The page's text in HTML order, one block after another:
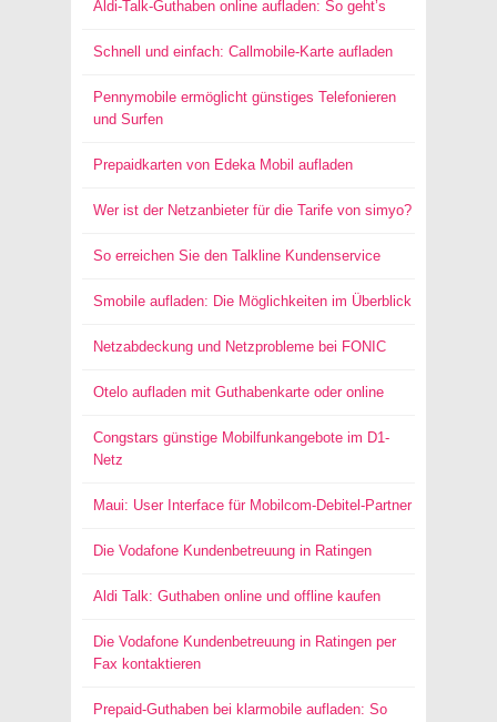
Aldi-Talk-Guthaben online aufladen: So geht’s
Schnell und einfach: Callmobile-Karte aufladen
Pennymobile ermöglicht günstiges Telefonieren
und Surfen
Prepaidkarten von Edeka Mobil aufladen
Wer ist der Netzanbieter für die Tarife von simyo?
So erreichen Sie den Talkline Kundenservice
Smobile aufladen: Die Möglichkeiten im Überblick
Netzabdeckung und Netzprobleme bei FONIC
Otelo aufladen mit Guthabenkarte oder online
Congstars günstige Mobilfunkangebote im D1-
Netz
Maui: User Interface für Mobilcom-Debitel-Partner
Die Vodafone Kundenbetreuung in Ratingen
Aldi Talk: Guthaben online und offline kaufen
Die Vodafone Kundenbetreuung in Ratingen per
Fax kontaktieren
Prepaid-Guthaben bei klarmobile aufladen: So